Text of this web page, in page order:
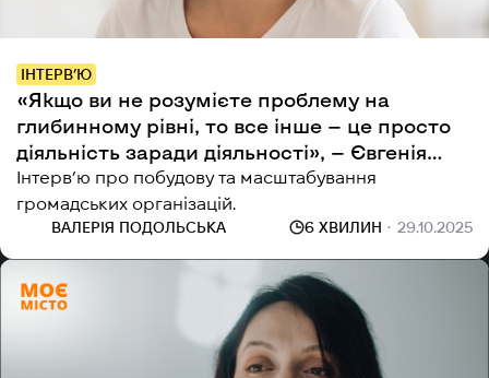
ІНТЕРВ’Ю
«Якщо ви не розумієте проблему на
глибинному рівні, то все інше — це просто
діяльність заради діяльності», — Євгенія
Мазуренко
Інтерв’ю про побудову та масштабування
громадських організацій.
ВАЛЕРІЯ ПОДОЛЬСЬКА 6 ХВИЛИН 29.10.2025